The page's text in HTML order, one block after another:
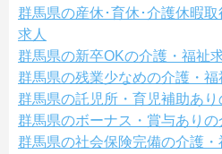
群馬県の産休･育休･介護休暇
求人
群馬県の新卒OKの介護・福祉
群馬県の残業少なめの介護・福
群馬県の託児所・育児補助あり
群馬県のボーナス・賞与ありの
群馬県の社会保険完備の介護・